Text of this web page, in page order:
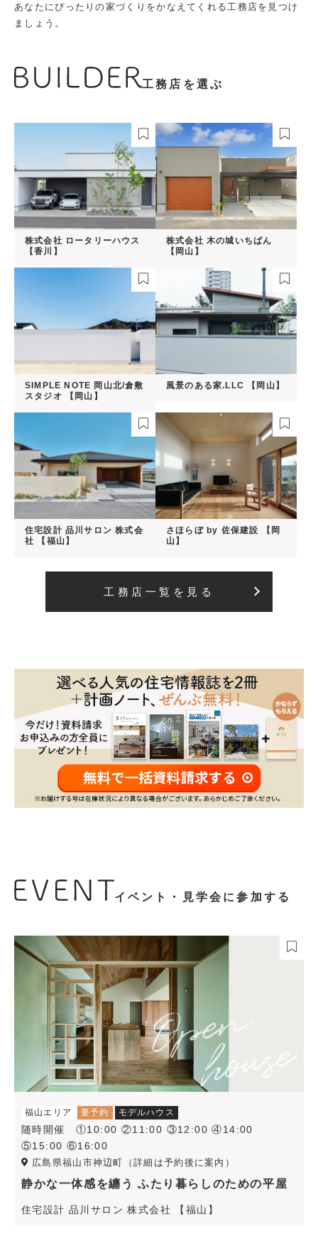
あなたにぴったりの家づくりをかなえてくれる工務店を見つけ
ましょう。
工務店を選ぶ
株式会社 ロータリーハウス
【香川】
株式会社 木の城いちばん
【岡山】
SIMPLE NOTE 岡山北/倉敷
スタジオ 【岡山】
風景のある家.LLC 【岡山】
住宅設計 品川サロン 株式会
社 【福山】
さほらぼ by 佐保建設 【岡
山】
工務店一覧を見る
イベント・見学会に参加する
福山エリア 要予約 モデルハウス
随時開催 ①10:00 ②11:00 ③12:00 ④14:00
⑤15:00 ⑥16:00
広島県福山市神辺町（詳細は予約後に案内）
静かな一体感を纏う ふたり暮らしのための平屋
住宅設計 品川サロン 株式会社 【福山】